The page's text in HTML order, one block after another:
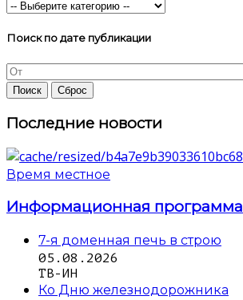
Поиск по дате публикации
Последние новости
Время местное
Информационная программа
7-я доменная печь в строю
05.08.2026
ТВ-ИН
Ко Дню железнодорожника